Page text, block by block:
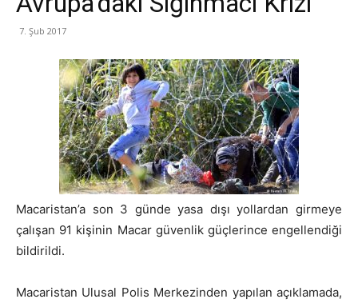
7. Şub 2017
Macaristan’a son 3 günde yasa dışı yollardan girmeye
çalışan 91 kişinin Macar güvenlik güçlerince engellendiği
bildirildi.
Macaristan Ulusal Polis Merkezinden yapılan açıklamada,